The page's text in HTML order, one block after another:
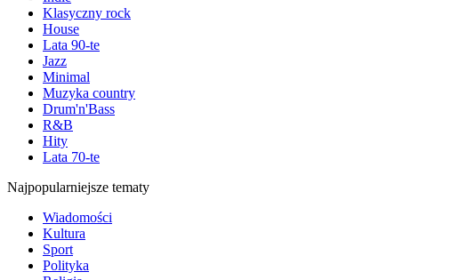
Klasyczny rock
House
Lata 90-te
Jazz
Minimal
Muzyka country
Drum'n'Bass
R&B
Hity
Lata 70-te
Najpopularniejsze tematy
Wiadomości
Kultura
Sport
Polityka